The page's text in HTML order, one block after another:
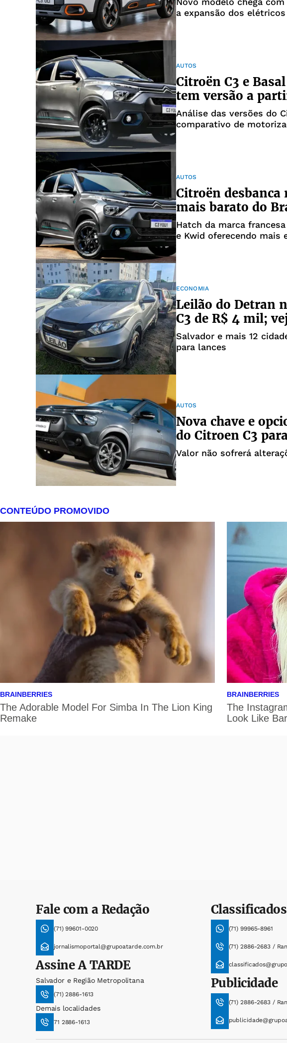
a expansão dos
AUTOS
Citroën C3 e
tem versão a
Análise das versões do
comparativo de
AUTOS
Citroën
mais barato do
Hatch da marca
e Kwid oferecendo mais
ECONOMIA
Leilão do Detran
C3 de R$ 4 mil;
Salvador e mais 12
para lances
AUTOS
Nova chave e
do Citroen C3
Valor não sofrerá
Fale com a Redação
(71) 99601-0020
jornalismoportal@grupoatarde.com.br
AssineA TARDE
Salvador e Região Metropolitana
(71) 2886-1613
Demais localidades
71 2886-1613
Classificados
(71) 99965-8961
(71) 2886-2683 /
Publicidade
(71) 2886-2683 /